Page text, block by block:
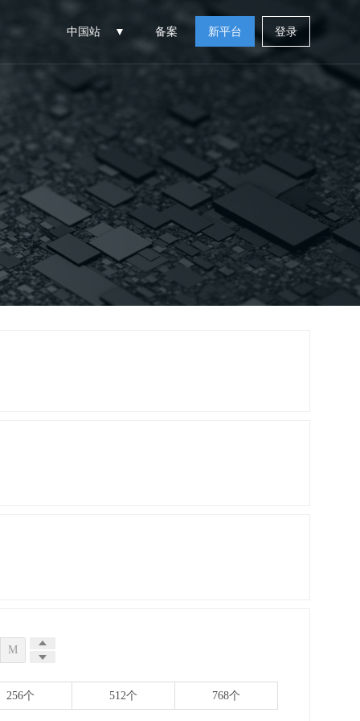
中国站 备案 新平台 登录
M
256个 512个 768个